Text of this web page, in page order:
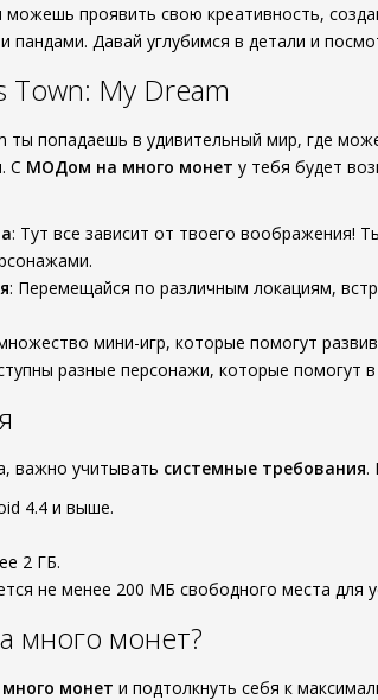
проявить свою креативность,
Давай углубимся в детали и
Town: My Dream
ты попадаешь в удивительный мир, где
С МОДом на много монет у тебя будет
: Тут все зависит от твоего воображения!
: Перемещайся по различным локациям,
мини-игр, которые помогут
разные персонажи, которые помогут
важно учитывать системные требования.
4.4 и выше.
2 ГБ.
не менее 200 МБ свободного места для
много монет?
монет и подтолкнуть себя к